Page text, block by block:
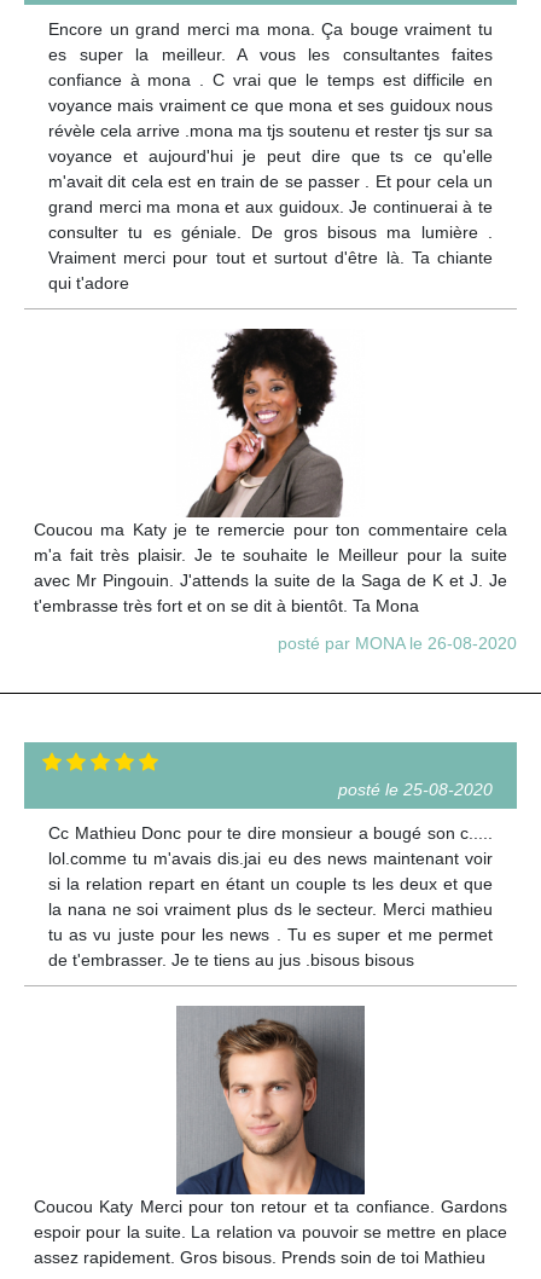
Encore un grand merci ma mona. Ça bouge vraiment tu
es super la meilleur. A vous les consultantes faites
confiance à mona . C vrai que le temps est difficile en
voyance mais vraiment ce que mona et ses guidoux nous
révèle cela arrive .mona ma tjs soutenu et rester tjs sur sa
voyance et aujourd'hui je peut dire que ts ce qu'elle
m'avait dit cela est en train de se passer . Et pour cela un
grand merci ma mona et aux guidoux. Je continuerai à te
consulter tu es géniale. De gros bisous ma lumière .
Vraiment merci pour tout et surtout d'être là. Ta chiante
qui t'adore
Coucou ma Katy je te remercie pour ton commentaire cela
m'a fait très plaisir. Je te souhaite le Meilleur pour la suite
avec Mr Pingouin. J'attends la suite de la Saga de K et J. Je
t'embrasse très fort et on se dit à bientôt. Ta Mona
posté par MONA le 26-08-2020
posté le 25-08-2020
Cc Mathieu Donc pour te dire monsieur a bougé son c.....
lol.comme tu m'avais dis.jai eu des news maintenant voir
si la relation repart en étant un couple ts les deux et que
la nana ne soi vraiment plus ds le secteur. Merci mathieu
tu as vu juste pour les news . Tu es super et me permet
de t'embrasser. Je te tiens au jus .bisous bisous
Coucou Katy Merci pour ton retour et ta confiance. Gardons
espoir pour la suite. La relation va pouvoir se mettre en place
assez rapidement. Gros bisous. Prends soin de toi Mathieu